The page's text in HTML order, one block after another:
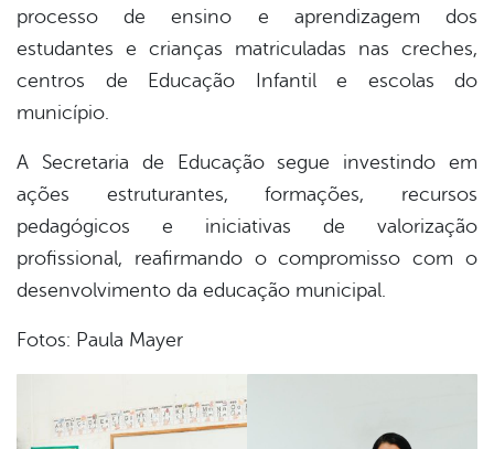
processo de ensino e aprendizagem dos
estudantes e crianças matriculadas nas creches,
centros de Educação Infantil e escolas do
município.
A Secretaria de Educação segue investindo em
ações estruturantes, formações, recursos
pedagógicos e iniciativas de valorização
profissional, reafirmando o compromisso com o
desenvolvimento da educação municipal.
Fotos: Paula Mayer